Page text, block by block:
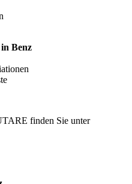
Benz
finden Sie unter